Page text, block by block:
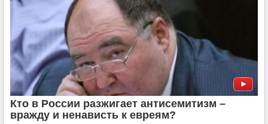
Кто в России разжигает антисемитизм –
вражду и ненависть к евреям?